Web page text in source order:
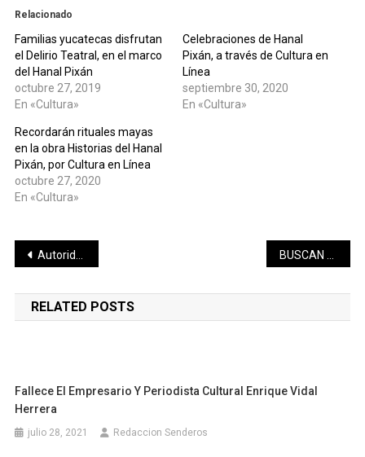
Relacionado
Familias yucatecas disfrutan
el Delirio Teatral, en el marco
del Hanal Pixán
octubre 27, 2019
En «Cultura»
Celebraciones de Hanal
Pixán, a través de Cultura en
Línea
septiembre 30, 2020
En «Cultura»
Recordarán rituales mayas
en la obra Historias del Hanal
Pixán, por Cultura en Línea
octubre 27, 2020
En «Cultura»
Navegación
de
entradas
Autoridades municipales exhortan a propietarios a librar el paso peatonal de embarcaciones
RELATED POSTS
Fallece El Empresario Y Periodista Cultural Enrique Vidal
Herrera
julio 28, 2021 Redaccion Senderos